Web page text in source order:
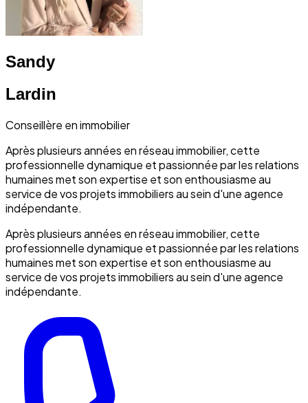
Sandy
Lardin
Conseillère en immobilier
Après plusieurs années en réseau immobilier, cette
professionnelle dynamique et passionnée par les relations
humaines met son expertise et son enthousiasme au
service de vos projets immobiliers au sein d'une agence
indépendante.
Après plusieurs années en réseau immobilier, cette
professionnelle dynamique et passionnée par les relations
humaines met son expertise et son enthousiasme au
service de vos projets immobiliers au sein d'une agence
indépendante.